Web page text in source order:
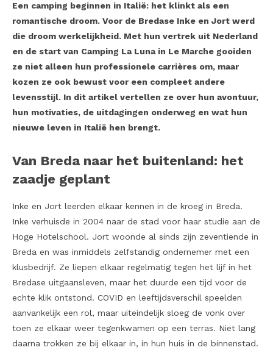
Een camping beginnen in Italië: het klinkt als een
romantische droom. Voor de Bredase Inke en Jort werd
die droom werkelijkheid. Met hun vertrek uit Nederland
en de start van Camping La Luna in Le Marche gooiden
ze niet alleen hun professionele carrières om, maar
kozen ze ook bewust voor een compleet andere
levensstijl. In dit artikel vertellen ze over hun avontuur,
hun motivaties, de uitdagingen onderweg en wat hun
nieuwe leven in Italië hen brengt.
Van Breda naar het buitenland: het
zaadje geplant
Inke en Jort leerden elkaar kennen in de kroeg in Breda.
Inke verhuisde in 2004 naar de stad voor haar studie aan de
Hoge Hotelschool. Jort woonde al sinds zijn zeventiende in
Breda en was inmiddels zelfstandig ondernemer met een
klusbedrijf. Ze liepen elkaar regelmatig tegen het lijf in het
Bredase uitgaansleven, maar het duurde een tijd voor de
echte klik ontstond. COVID en leeftijdsverschil speelden
aanvankelijk een rol, maar uiteindelijk sloeg de vonk over
toen ze elkaar weer tegenkwamen op een terras. Niet lang
daarna trokken ze bij elkaar in, in hun huis in de binnenstad.